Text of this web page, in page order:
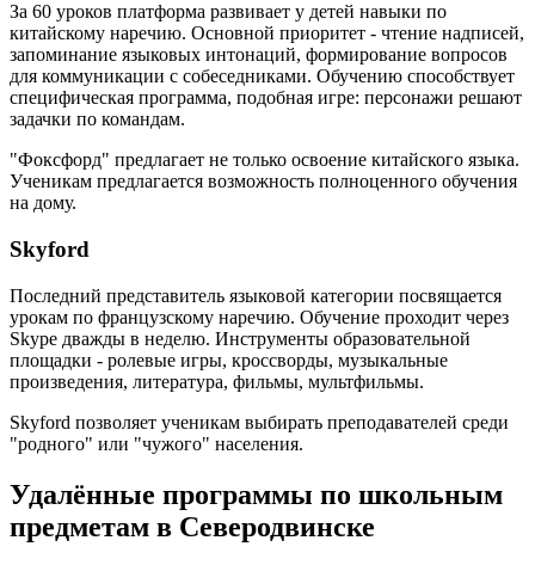
За 60 уроков платформа развивает у детей навыки по
китайскому наречию. Основной приоритет - чтение надписей,
запоминание языковых интонаций, формирование вопросов
для коммуникации с собеседниками. Обучению способствует
специфическая программа, подобная игре: персонажи решают
задачки по командам.
"Фоксфорд" предлагает не только освоение китайского языка.
Ученикам предлагается возможность полноценного обучения
на дому.
Skyford
Последний представитель языковой категории посвящается
урокам по французскому наречию. Обучение проходит через
Skype дважды в неделю. Инструменты образовательной
площадки - ролевые игры, кроссворды, музыкальные
произведения, литература, фильмы, мультфильмы.
Skyford позволяет ученикам выбирать преподавателей среди
"родного" или "чужого" населения.
Удалённые программы по школьным
предметам в Северодвинске